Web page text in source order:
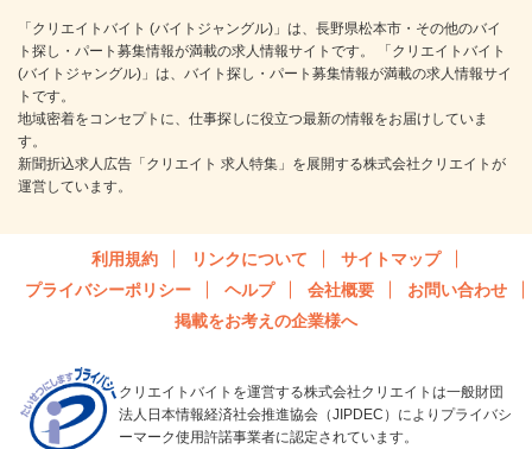
「クリエイトバイト (バイトジャングル)」は、長野県松本市・その他のバイ
ト探し・パート募集情報が満載の求人情報サイトです。 「クリエイトバイト
(バイトジャングル)」は、バイト探し・パート募集情報が満載の求人情報サイ
トです。
地域密着をコンセプトに、仕事探しに役立つ最新の情報をお届けしていま
す。
新聞折込求人広告「クリエイト 求人特集」を展開する株式会社クリエイトが
運営しています。
利用規約 リンクについて
サイトマップ
プライバシーポリシー
ヘルプ 会社概要
お問い合わせ
掲載をお考えの企業様へ
クリエイトバイトを運営する株式会社クリエイトは一般財団
法人日本情報経済社会推進協会（JIPDEC）によりプライバシ
ーマーク使用許諾事業者に認定されています。